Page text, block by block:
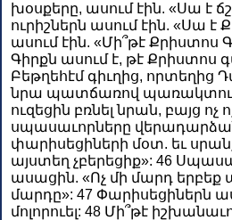
խօսքերը, ասում էին. «Սա է
ուրիշներն ասում էին. «Սա է
ասում էին. «Մի՞թէ Քրիստոս
Գիրքն ասում է, թէ Քրիստոս
Բեթղեհէմ գիւղից, որտեղից
նրա պատճառով պառակտում
ուզեցին բռնել նրան, բայց ոչ
սպասաւորները
փարիսեցիների մօտ. եւ
այստեղ չբերեցիք»: 46
ասացին. «Ոչ մի մարդ երբեք
մարդը»: 47 Փարիսեցիներն
մոլորուել: 48 Մի՞թէ